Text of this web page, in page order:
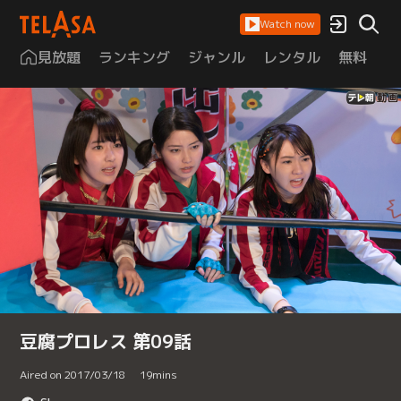
Watch now
見放題 ランキング ジャンル レンタル 無料
豆腐プロレス 第09話
Aired on 2017/03/18 19mins